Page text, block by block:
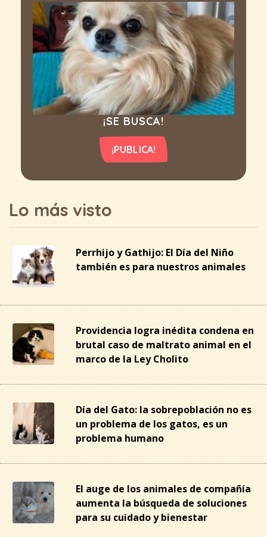
¡SE BUSCA!
¡PUBLICA!
Lo más visto
Perrhijo y Gathijo: El Día del Niño
también es para nuestros animales
Providencia logra inédita condena en
brutal caso de maltrato animal en el
marco de la Ley Cholito
Día del Gato: la sobrepoblación no es
un problema de los gatos, es un
problema humano
El auge de los animales de compañía
aumenta la búsqueda de soluciones
para su cuidado y bienestar